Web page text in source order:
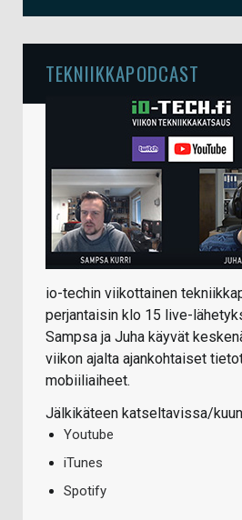
TEKNIIKKAPODCAST
io-techin viikottainen
perjantaisin klo 15 live-
Sampsa ja Juha käyvät
viikon ajalta ajankohtaiset
mobiiliaiheet.
Jälkikäteen katseltavissa/
Youtube
iTunes
Spotify